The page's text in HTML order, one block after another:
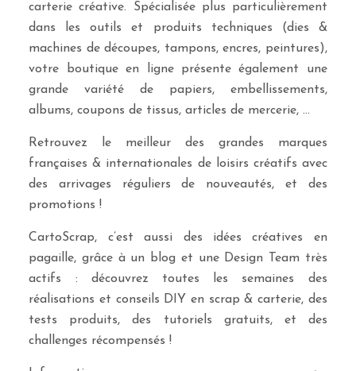
carterie créative. Spécialisée plus particulièrement
dans les outils et produits techniques (dies &
machines de découpes, tampons, encres, peintures),
votre boutique en ligne présente également une
grande variété de papiers, embellissements,
albums, coupons de tissus, articles de mercerie, …
Retrouvez le meilleur des grandes marques
françaises & internationales de loisirs créatifs avec
des arrivages réguliers de nouveautés, et des
promotions !
CartoScrap, c’est aussi des idées créatives en
pagaille, grâce à un blog et une Design Team très
actifs : découvrez toutes les semaines des
réalisations et conseils DIY en scrap & carterie, des
tests produits, des tutoriels gratuits, et des
challenges récompensés !